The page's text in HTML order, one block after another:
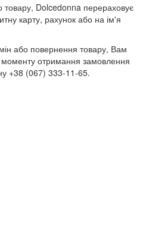
товару, Dolcedonna перераховує
карту, рахунок або на ім'я
або повернення товару, Вам
моменту отримання замовлення
+38 (067) 333-11-65.